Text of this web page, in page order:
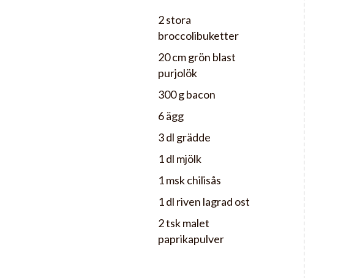
2 stora
broccolibuketter
20 cm grön blast
purjolök
300 g bacon
6 ägg
3 dl grädde
1 dl mjölk
1 msk chilisås
1 dl riven lagrad ost
2 tsk malet
paprikapulver